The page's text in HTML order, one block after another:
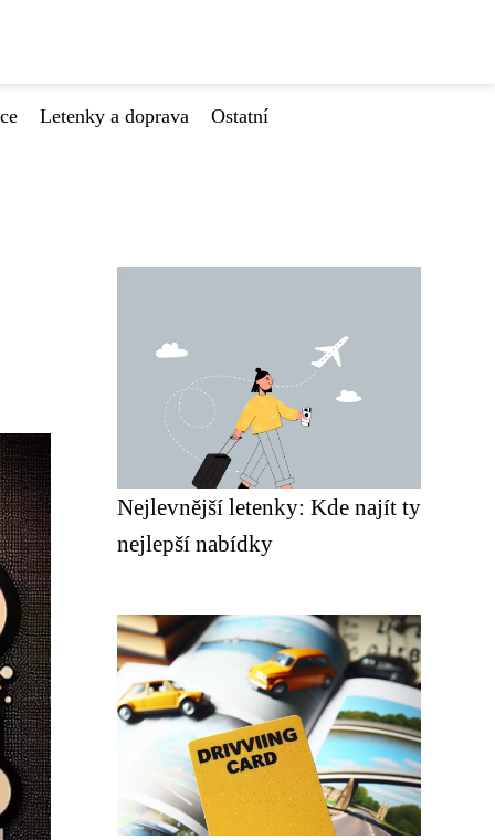
Letenky a doprava
Ostatní
Nejlevnější letenky: Kde najít ty
nejlepší nabídky